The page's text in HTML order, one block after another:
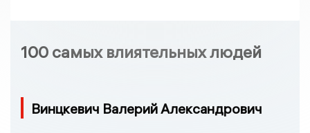
100 самых влиятельных людей
Винцкевич Валерий Александрович